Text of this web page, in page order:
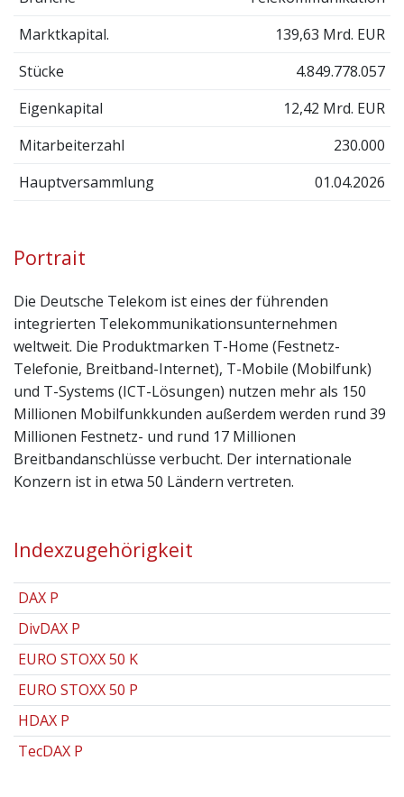
Marktkapital.
139,63 Mrd. EUR
Stücke
4.849.778.057
Eigenkapital
12,42 Mrd. EUR
Mitarbeiterzahl
230.000
Hauptversammlung
01.04.2026
Portrait
Die Deutsche Telekom ist eines der führenden
integrierten Telekommunikationsunternehmen
weltweit. Die Produktmarken T-Home (Festnetz-
Telefonie, Breitband-Internet), T-Mobile (Mobilfunk)
und T-Systems (ICT-Lösungen) nutzen mehr als 150
Millionen Mobilfunkkunden außerdem werden rund 39
Millionen Festnetz- und rund 17 Millionen
Breitbandanschlüsse verbucht. Der internationale
Konzern ist in etwa 50 Ländern vertreten.
Indexzugehörigkeit
DAX P
DivDAX P
EURO STOXX 50 K
EURO STOXX 50 P
HDAX P
TecDAX P